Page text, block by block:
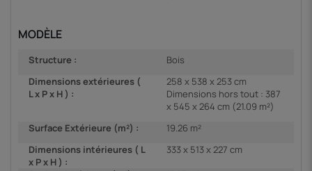
MODÈLE
Structure :
Bois
Dimensions extérieures (
L x P x H ) :
258 x 538 x 253 cm
Dimensions hors tout : 387
x 545 x 264 cm (21.09 m²)
Surface Extérieure (m²) :
19.26 m²
Dimensions intérieures ( L
x P x H ) :
333 x 513 x 227 cm